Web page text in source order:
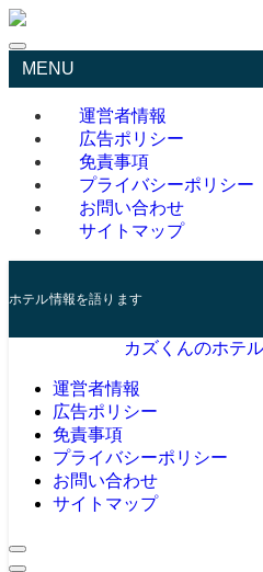
MENU
運営者情報
広告ポリシー
免責事項
プライバシーポリシー
お問い合わせ
サイトマップ
ホテル情報を語ります
カズくんのホテ
運営者情報
広告ポリシー
免責事項
プライバシーポリシー
お問い合わせ
サイトマップ